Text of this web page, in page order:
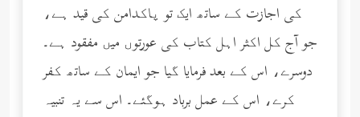
کی اجازت کے ساتھ ایک تو پاکدامن کی قید ہے،
جو آج کل اکثر اہل کتاب کی عورتوں میں مفقود ہے۔
دوسرے، اس کے بعد فرمایا گیا جو ایمان کے ساتھ کفر
کرے، اس کے عمل برباد ہوگئے۔ اس سے یہ تنبیہ